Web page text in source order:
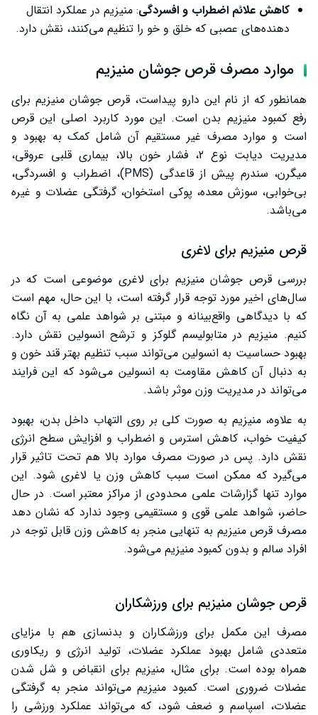
کاهش علائم اضطراب و افسردگی: منیزیم در عملکرد انتقال
دهنده‌های عصبی که خلق و خو را تنظیم می‌کنند، نقش دارد.
موارد مصرف قرص جوشان منیزیم
همانطور که از نام این دارو پیداست، قرص جوشان منیزیم برای
رفع کمبود منیزیم بدن است. این مورد کاربرد اصلی این قرص
است و موارد مصرف غیر مستقیم آن شامل کمک به بهبود و
مدیریت دیابت نوع 2، فشار خون بالا، بیماری قلبی عروقی،
میگرن، سندرم پیش از قاعدگی (PMS)، اضطراب و افسردگی،
بی‌خوابی، سوزش معده، پوکی استخوان، گرفتگی عضلات و غیره
می‌باشد.
قرص منیزیم برای لاغری
بررسی قرص جوشان منیزیم برای لاغری موضوعی است که در
سال‌های اخیر مورد توجه قرار گرفته است، با این حال، مهم است
که با دیدگاهی واقع‌بینانه و مبتنی بر شواهد علمی به آن نگاه
کنیم. منیزیم در متابولیسم گلوکز و ترشح انسولین نقش دارد.
بهبود حساسیت به انسولین می‌تواند سبب تنظیم بهتر قند خون و
به دنبال آن کاهش مقاومت به انسولین می‌شود که این فرایند
می‌تواند در مدیریت وزن موثر باشد.
به علاوه، منیزیم به صورت کلی بر روی التهاب داخل بدن، بهبود
کیفیت خواب، کاهش استرس و اضطراب و افزایش سطح انرژی
نقش دارد. پس در صورت مصرف موارد بالا هم تحت تاثیر قرار
می‌گیرد که ممکن است سبب کاهش وزن یا لاغری شود. این
موارد تنها گزارشات علمی محدودی از مراکز معتبر است. در حال
حاضر، شواهد علمی قوی و مستقیمی وجود ندارد که نشان دهد
مصرف قرص منیزیم به تنهایی منجر به کاهش وزن قابل توجه در
افراد سالم و بدون کمبود منیزیم می‌شود.
قرص جوشان منیزیم برای ورزشکاران
مصرف این مکمل برای ورزشکاران و بدنسازی هم با مزایای
متعددی شامل بهبود عملکرد عضلات، تولید انرژی و ریکاوری
همراه بوده است. برای مثال، منیزیم برای انقباض و شل شدن
عضلات ضروری است. کمبود منیزیم می‌تواند منجر به گرفتگی
عضلات، اسپاسم و ضعف شود، که می‌تواند عملکرد ورزشی را